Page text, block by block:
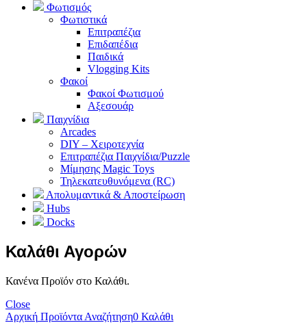
Φωτισμός
Φωτιστικά
Επιτραπέζια
Επιδαπέδια
Παιδικά
Vlogging Kits
Φακοί
Φακοί Φωτισμού
Αξεσουάρ
Παιχνίδια
Arcades
DIY – Χειροτεχνία
Επιτραπέζια Παιχνίδια/Puzzle
Μίμησης Magic Toys
Τηλεκατευθυνόμενα (RC)
Απολυμαντικά & Αποστείρωση
Hubs
Docks
Καλάθι Αγορών
Κανένα Προϊόν στο Καλάθι.
Close
Αρχική Προϊόντα Αναζήτηση0 Καλάθι